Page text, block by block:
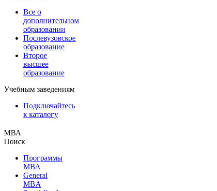
Все о
дополнительном
образовании
Послевузовское
образование
Второе
высшее
образование
Учебным заведениям
Подключайтесь
к каталогу
МВА
Поиск
Программы
МВА
General
MBA